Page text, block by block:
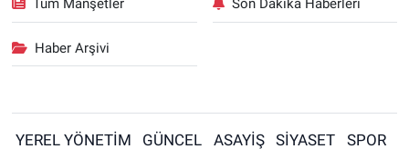
Tüm Manşetler Son Dakika Haberleri
Haber Arşivi
YEREL YÖNETİM GÜNCEL ASAYİŞ SİYASET SPOR